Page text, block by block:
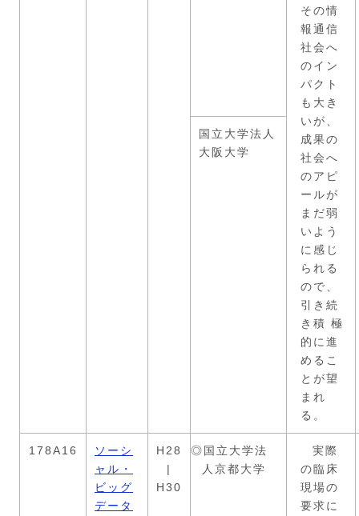
その情
報通信
社会へ
のイン
パクト
も大き
いが、
成果の
社会へ
のアピ
ールが
まだ弱
いよう
に感じ
られる
ので、
引き続
き積 極
的に進
めるこ
とが望
まれ
る。
国立大学法人
大阪大学
178A16
ソーシ
ャル・
ビッグ
データ
H28
|
H30
◎国立大学法
人京都大学
実際
の臨床
現場の
要求に